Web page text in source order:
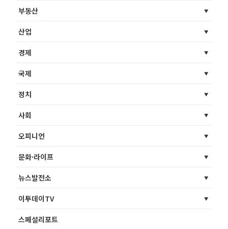
부동산
산업
경제
국제
정치
사회
오피니언
문화·라이프
뉴스발전소
이투데이TV
스페셜리포트